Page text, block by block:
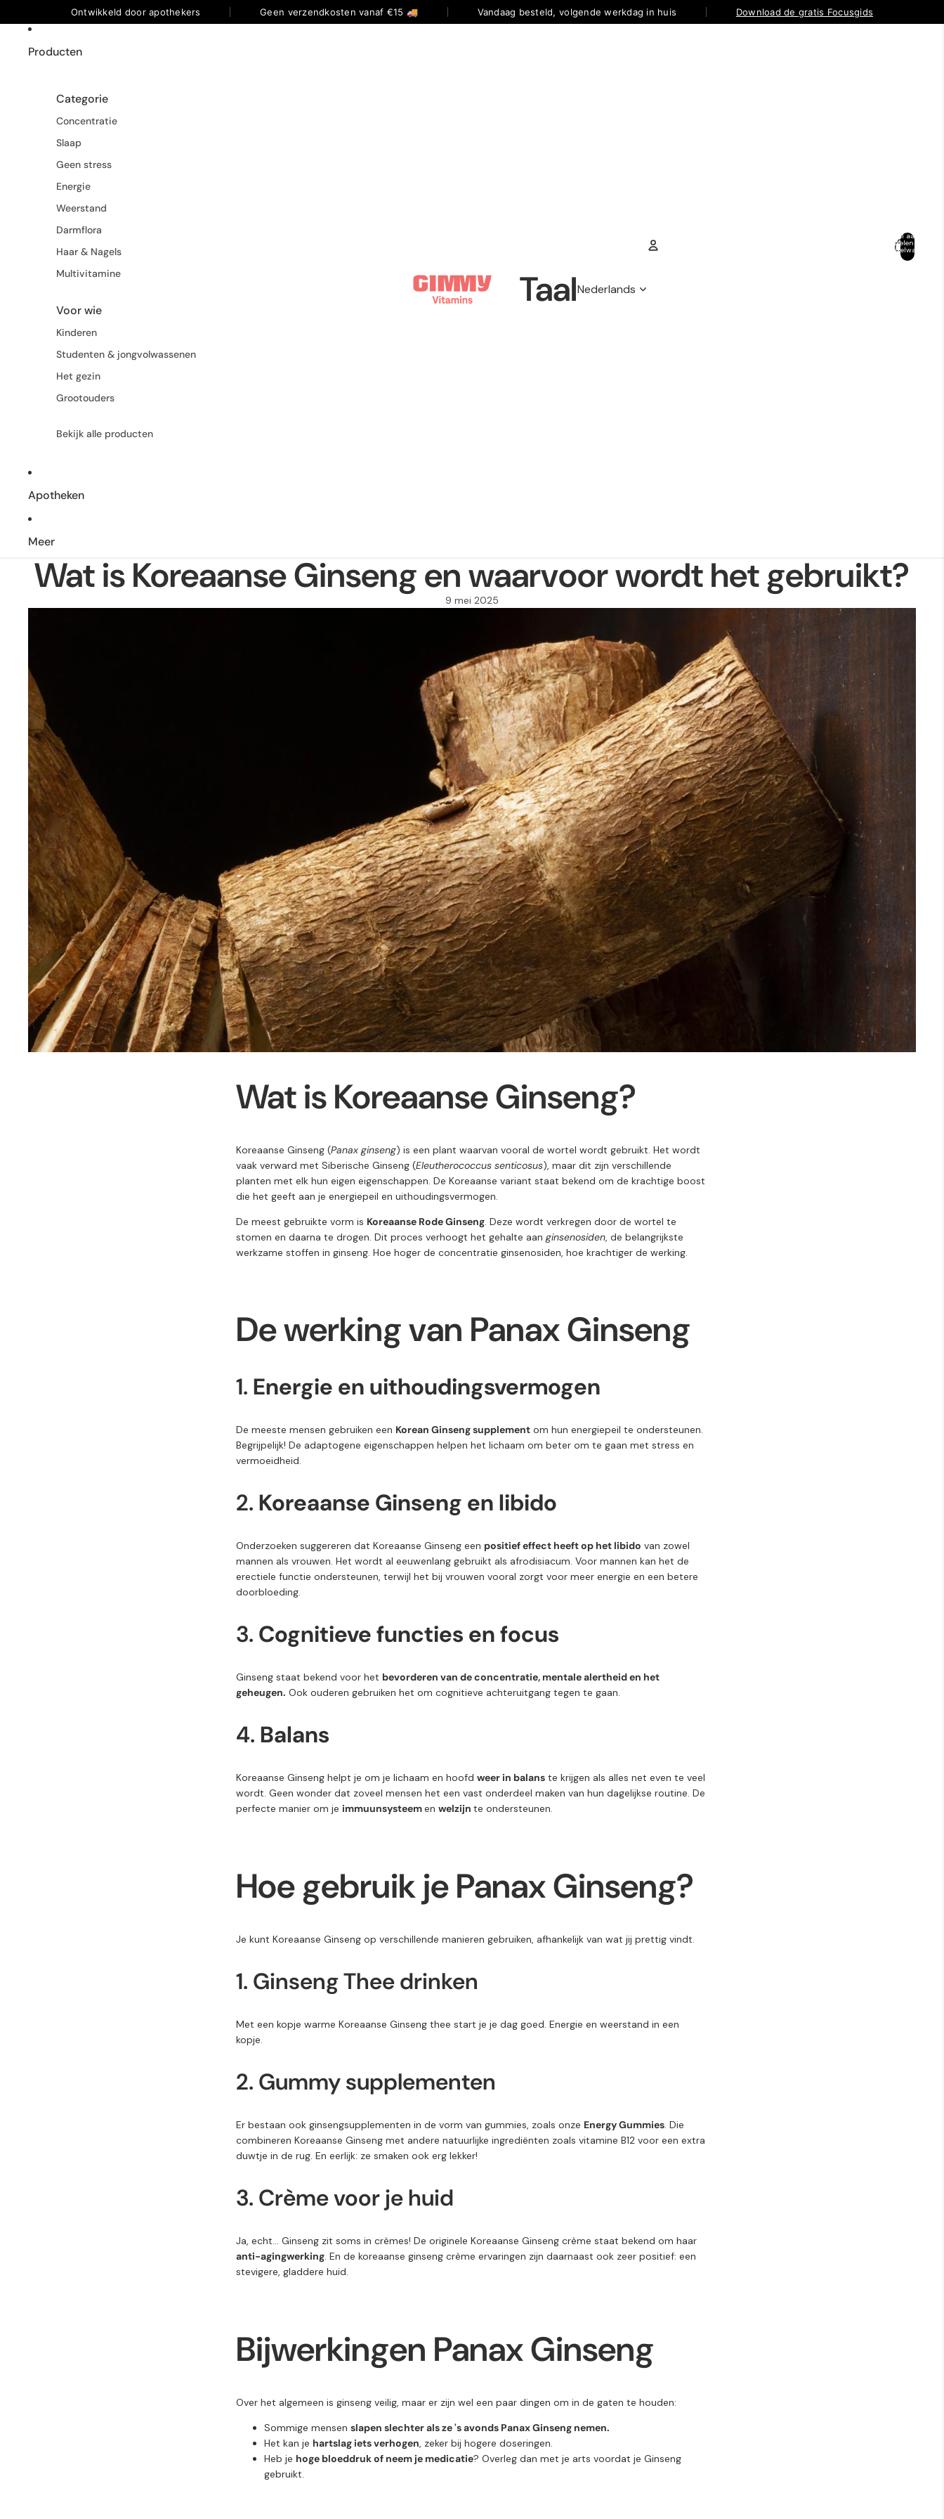
Ontwikkeld door apothekers Geen verzendkosten vanaf €15 🚚 Vandaag besteld, volgende werkdag in huis Download de gratis Focusgids
Producten
Categorie
Concentratie
Slaap
Geen stress
Energie
Weerstand
Darmflora
Haar & Nagels
Multivitamine
Voor wie
Kinderen
Studenten & jongvolwassenen
Het gezin
Grootouders
Bekijk alle producten
Apotheken
Meer
Taal
Totaal aantal
artikelen in
winkelwagen:
Wat is Koreaanse Ginseng en waarvoor wordt het gebruikt?
9 mei 2025
WatisKoreaanseGinseng?
Koreaanse Ginseng (Panax ginseng) is een plant waarvan vooral de wortel wordt gebruikt. Het wordt
vaak verward met Siberische Ginseng (Eleutherococcus senticosus), maar dit zijn verschillende
planten met elk hun eigen eigenschappen. De Koreaanse variant staat bekend om de krachtige boost
die het geeft aan je energiepeil en uithoudingsvermogen.
De meest gebruikte vorm is Koreaanse RodeGinseng. Deze wordt verkregen door de wortel te
stomen en daarna te drogen. Dit proces verhoogt het gehalte aan ginsenosiden, de belangrijkste
werkzame stoffen in ginseng. Hoe hoger de concentratie ginsenosiden, hoe krachtiger de werking.
De werkingvan PanaxGinseng
1. Energie en uithoudingsvermogen
De meeste mensen gebruiken een Korean Ginsengsupplement om hun energiepeil te ondersteunen.
Begrijpelijk! De adaptogene eigenschappen helpen het lichaam om beter om te gaan met stress en
vermoeidheid.
2. Koreaanse Ginseng en libido
Onderzoeken suggereren dat Koreaanse Ginseng een positiefeffect heeftop het libido van zowel
mannen als vrouwen. Het wordt al eeuwenlang gebruikt als afrodisiacum. Voor mannen kan het de
erectiele functie ondersteunen, terwijl het bij vrouwen vooral zorgt voor meer energie en een betere
doorbloeding.
3. Cognitieve functies en focus
Ginseng staat bekend voor het bevorderen van deconcentratie, mentalealertheiden het
geheugen. Ook ouderen gebruiken het om cognitieve achteruitgang tegen te gaan.
4. Balans
Koreaanse Ginseng helpt je om je lichaam en hoofd weer in balans te krijgen als alles net even te veel
wordt. Geen wonder dat zoveel mensen het een vast onderdeel maken van hun dagelijkse routine. De
perfecte manier om je immuunsysteemen welzijn te ondersteunen.
HoegebruikjePanaxGinseng?
Je kunt Koreaanse Ginseng op verschillende manieren gebruiken, afhankelijk van wat jij prettig vindt.
1. GinsengTheedrinken
Met een kopje warme Koreaanse Ginseng thee start je je dag goed. Energie en weerstand in een
kopje.
2. Gummy supplementen
Er bestaan ook ginsengsupplementen in de vorm van gummies, zoals onze EnergyGummies. Die
combineren Koreaanse Ginseng met andere natuurlijke ingrediënten zoals vitamine B12 voor een extra
duwtje in de rug. En eerlijk: ze smaken ook erg lekker!
3. Crèmevoorjehuid
Ja, echt... Ginseng zit soms in crèmes! De originele Koreaanse Ginseng crème staat bekend om haar
anti-agingwerking. En de koreaanse ginseng crème ervaringen zijn daarnaast ook zeer positief: een
stevigere, gladdere huid.
Bijwerkingen Panax Ginseng
Over het algemeen is ginseng veilig, maar er zijn wel een paar dingen om in de gaten te houden:
Sommige mensen slapen slechteralsze 's avonds Panax Ginseng nemen.
Het kan je hartslagietsverhogen, zeker bij hogere doseringen.
Heb je hoge bloeddrukof neem je medicatie? Overleg dan met je arts voordat je Ginseng
gebruikt.